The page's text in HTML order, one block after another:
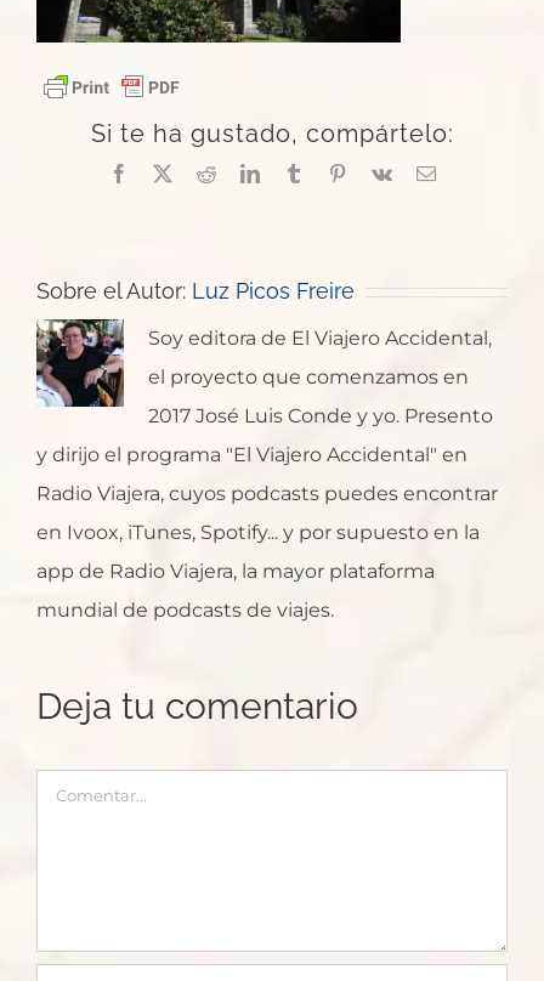
Si te ha gustado, compártelo:
Facebook
X RedditLinkedInTumblrPinterest
Vk
Correo
Sobre el Autor: Luz Picos Freire
Soy editora de El Viajero Accidental,
el proyecto que comenzamos en
2017 José Luis Conde y yo. Presento
y dirijo el programa "El Viajero Accidental" en
Radio Viajera, cuyos podcasts puedes encontrar
en Ivoox, iTunes, Spotify... y por supuesto en la
app de Radio Viajera, la mayor plataforma
mundial de podcasts de viajes.
Deja tu comentario
Comentar